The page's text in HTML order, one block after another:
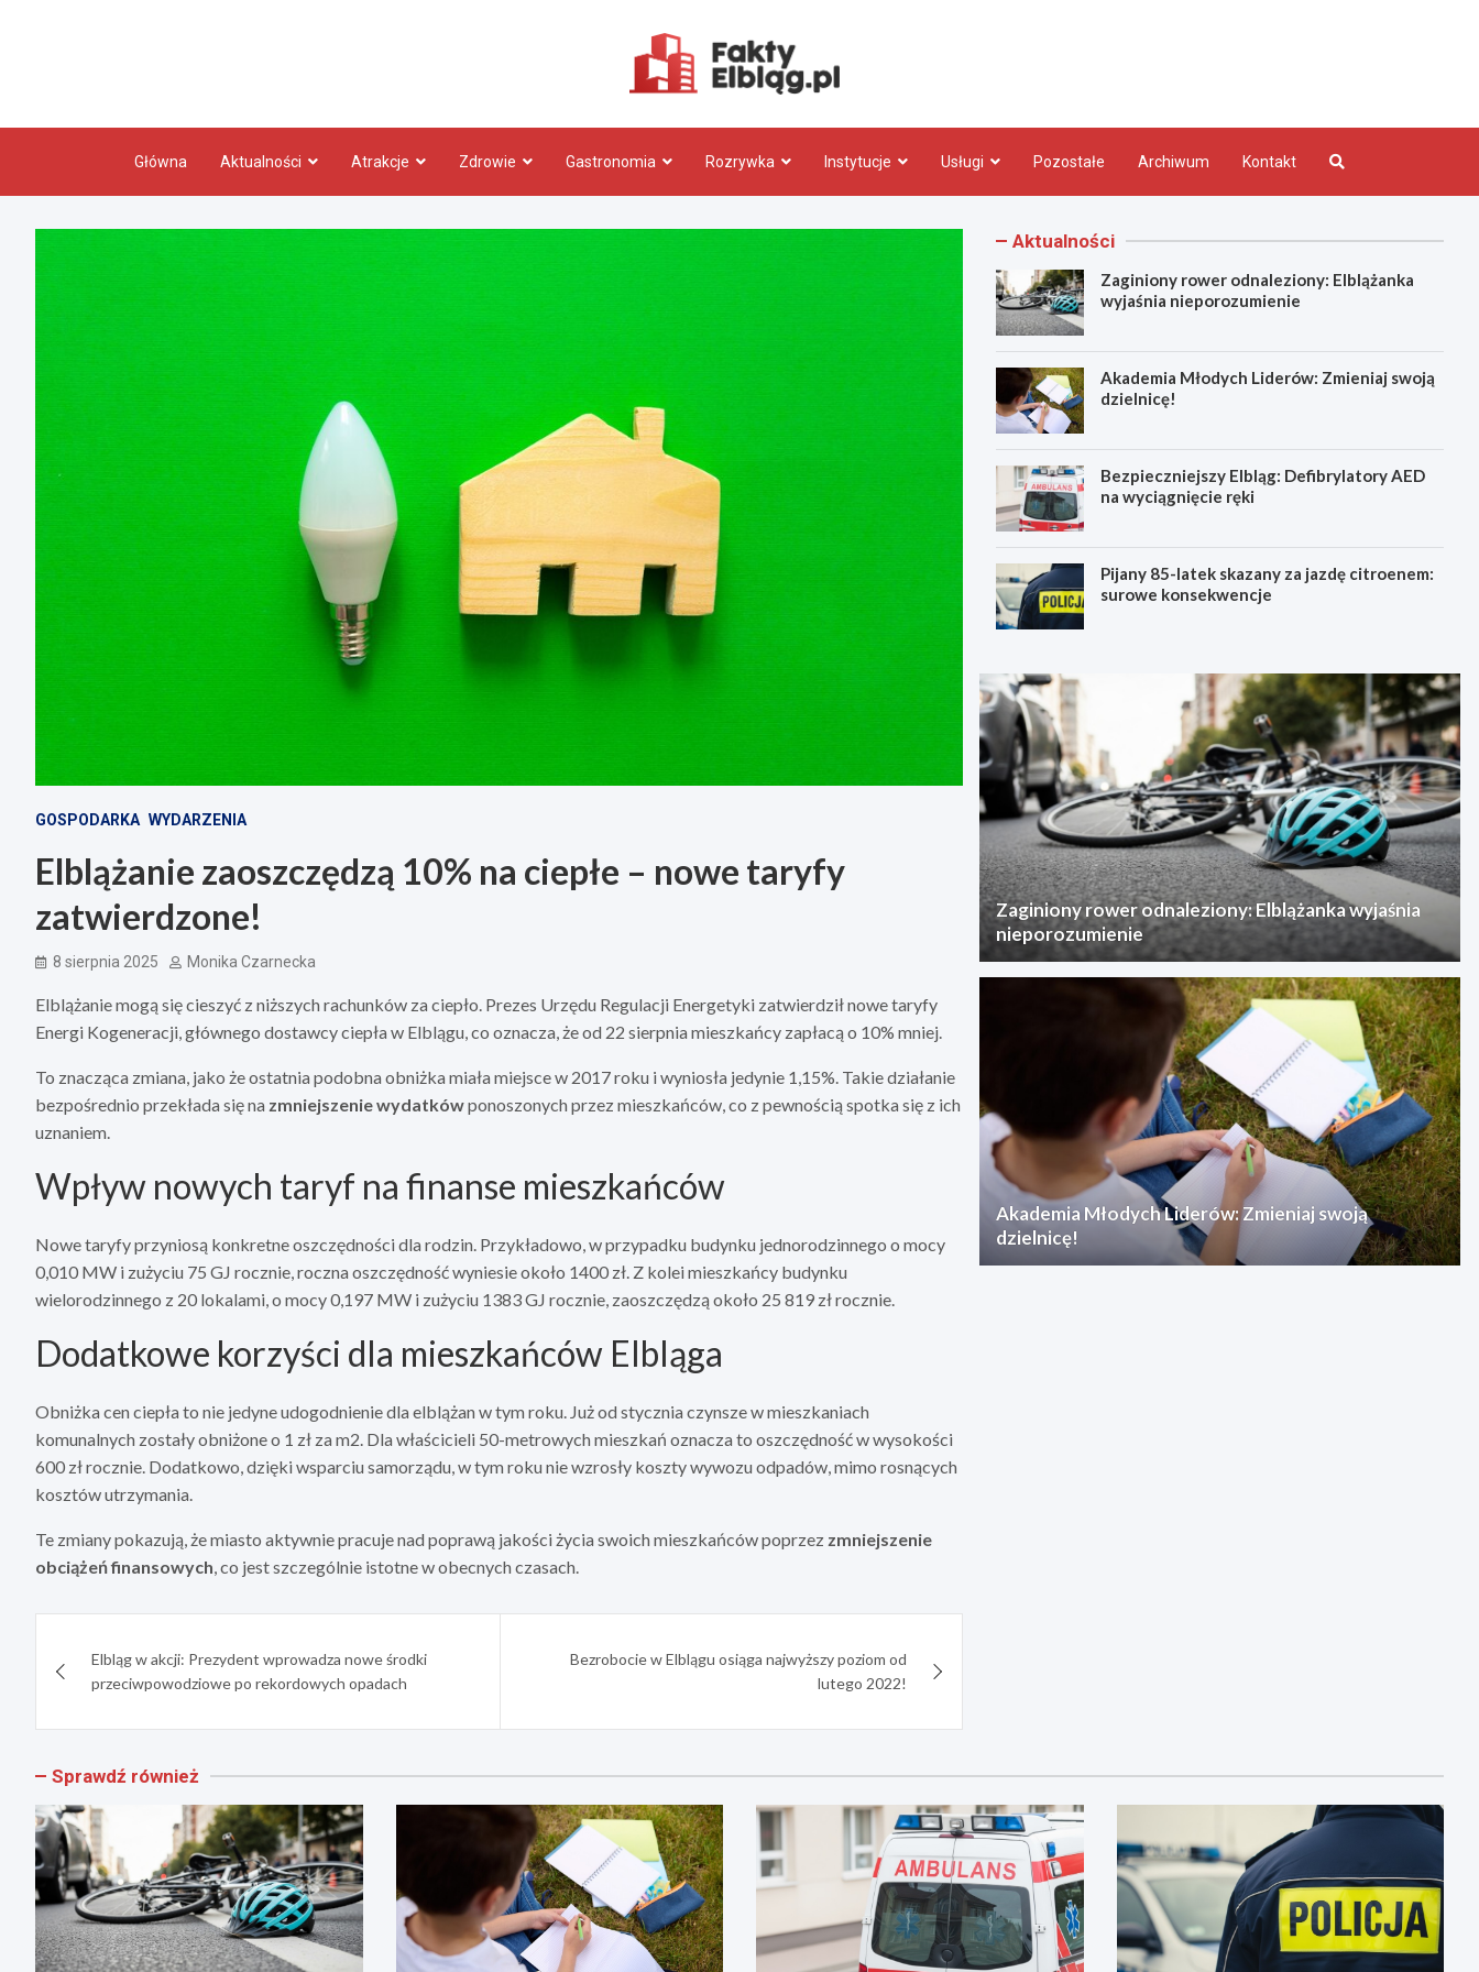
Główna Aktualności Atrakcje Zdrowie Gastronomia Rozrywka Instytucje Usługi Pozostałe Archiwum Kontakt
GOSPODARKA WYDARZENIA
Elblążanie zaoszczędzą 10% na ciepłe – nowe taryfy
zatwierdzone!
8 sierpnia 2025 Monika Czarnecka
Elblążanie mogą się cieszyć z niższych rachunków za ciepło. Prezes Urzędu Regulacji Energetyki zatwierdził nowe taryfy
Energi Kogeneracji, głównego dostawcy ciepła w Elblągu, co oznacza, że od 22 sierpnia mieszkańcy zapłacą o 10% mniej.
To znacząca zmiana, jako że ostatnia podobna obniżka miała miejsce w 2017 roku i wyniosła jedynie 1,15%. Takie działanie
bezpośrednio przekłada się na zmniejszenie wydatkówponoszonych przez mieszkańców, co z pewnością spotka się z ich
uznaniem.
Wpływ nowych taryf na finanse mieszkańców
Nowe taryfy przyniosą konkretne oszczędności dla rodzin. Przykładowo, w przypadku budynku jednorodzinnego o mocy
0,010 MW i zużyciu 75 GJ rocznie, roczna oszczędność wyniesie około 1400 zł. Z kolei mieszkańcy budynku
wielorodzinnego z 20 lokalami, o mocy 0,197 MW i zużyciu 1383 GJ rocznie, zaoszczędzą około 25 819 zł rocznie.
Dodatkowe korzyści dla mieszkańców Elbląga
Obniżka cen ciepła to nie jedyne udogodnienie dla elblążan w tym roku. Już od stycznia czynsze w mieszkaniach
komunalnych zostały obniżone o 1 zł za m2. Dla właścicieli 50-metrowych mieszkań oznacza to oszczędność w wysokości
600 zł rocznie. Dodatkowo, dzięki wsparciu samorządu, w tym roku nie wzrosły koszty wywozu odpadów, mimo rosnących
kosztów utrzymania.
Te zmiany pokazują, że miasto aktywnie pracuje nad poprawą jakości życia swoich mieszkańców poprzez zmniejszenie
obciążeń finansowych, co jest szczególnie istotne w obecnych czasach.
wpisuElbląg w akcji: Prezydent wprowadza nowe środki
przeciwpowodziowe po rekordowych opadach
Bezrobocie w Elblągu osiąga najwyższy poziom od
lutego 2022!
Aktualności
Zaginiony rower odnaleziony: Elblążanka
wyjaśnia nieporozumienie
Akademia Młodych Liderów: Zmieniaj swoją
dzielnicę!
Bezpieczniejszy Elbląg: Defibrylatory AED
na wyciągnięcie ręki
Pijany 85-latek skazany za jazdę citroenem:
surowe konsekwencje
Zaginiony rower odnaleziony: Elblążanka wyjaśnia
nieporozumienie
Akademia Młodych Liderów: Zmieniaj swoją
dzielnicę!
Sprawdź również